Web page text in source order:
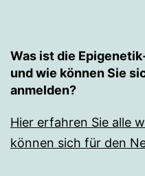
Was ist die
und wie können Sie
anmelden?
Hier erfahren Sie alle
können sich für den